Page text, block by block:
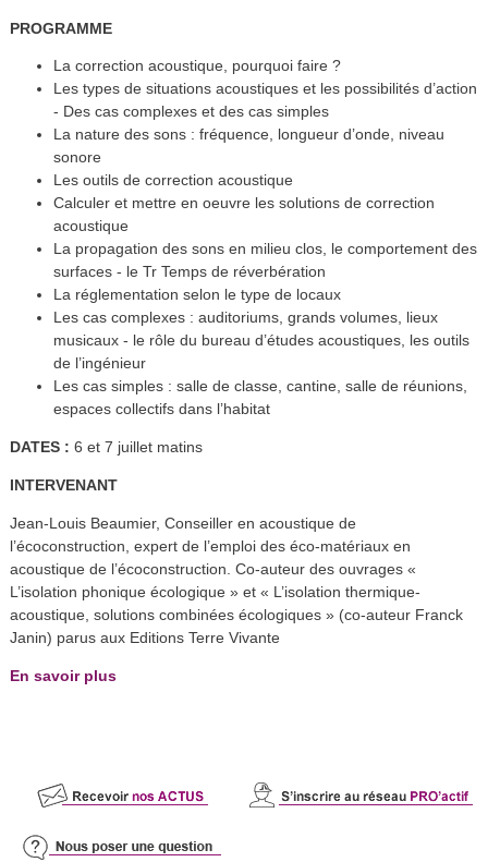
PROGRAMME
La correction acoustique, pourquoi faire ?
Les types de situations acoustiques et les possibilités d’action
- Des cas complexes et des cas simples
La nature des sons : fréquence, longueur d’onde, niveau
sonore
Les outils de correction acoustique
Calculer et mettre en oeuvre les solutions de correction
acoustique
La propagation des sons en milieu clos, le comportement des
surfaces - le Tr Temps de réverbération
La réglementation selon le type de locaux
Les cas complexes : auditoriums, grands volumes, lieux
musicaux - le rôle du bureau d’études acoustiques, les outils
de l’ingénieur
Les cas simples : salle de classe, cantine, salle de réunions,
espaces collectifs dans l’habitat
DATES : 6 et 7 juillet matins
INTERVENANT
Jean-Louis Beaumier, Conseiller en acoustique de
l’écoconstruction, expert de l’emploi des éco-matériaux en
acoustique de l’écoconstruction. Co-auteur des ouvrages «
L’isolation phonique écologique » et « L’isolation thermique-
acoustique, solutions combinées écologiques » (co-auteur Franck
Janin) parus aux Editions Terre Vivante
En savoir plus